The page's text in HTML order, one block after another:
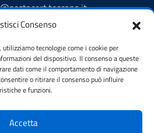
Consenso
tecnologie come i cookie per
del dispositivo. Il consenso a queste
dati come il comportamento di navigazione
o ritirare il consenso può influire
e funzioni.
Accetta
fino al 29/10/2024